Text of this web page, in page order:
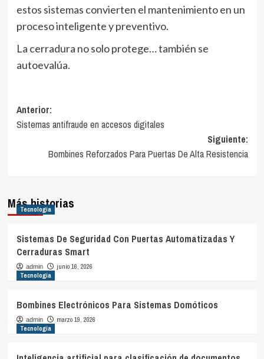
estos sistemas convierten el mantenimiento en un
proceso inteligente y preventivo.
La cerradura no solo protege… también se
autoevalúa.
Navegación
de
entradas
Anterior:
Sistemas antifraude en accesos digitales
Siguiente:
Bombines Reforzados Para Puertas De Alta Resistencia
Más historias
Tecnología
Sistemas De Seguridad Con Puertas Automatizadas Y
Cerraduras Smart
admin
junio 16, 2026
Tecnología
Bombines Electrónicos Para Sistemas Domóticos
admin
marzo 19, 2026
Tecnología